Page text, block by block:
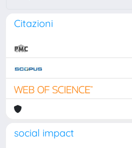
Citazioni
social impact